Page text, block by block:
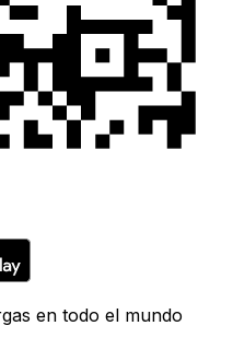
en todo el mundo